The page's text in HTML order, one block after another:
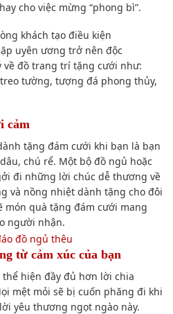
cho việc mừng “phong bì”.
khách tạo điều kiện
uyên ương trở nên độc
về đồ trang trí tặng cưới như:
tường, tượng đá phong thủy,
cảm
tặng đám cưới khi bạn là bạn
chú rể. Một bộ đồ ngủ hoặc
đi những lời chúc dễ thương về
và nồng nhiệt dành tặng cho đôi
món quà tặng đám cưới mang
người nhận.
từ cảm xúc của bạn
thể hiện đầy đủ hơn lời chia
mệt mỏi sẽ bị cuốn phăng đi khi
yêu thương ngọt ngào này.